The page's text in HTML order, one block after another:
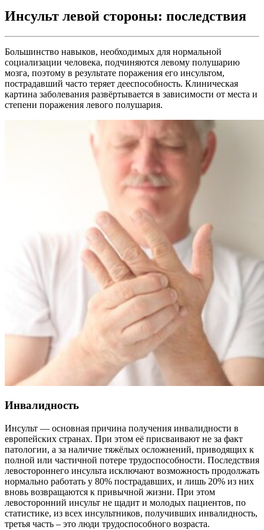
Инсульт левой стороны: последствия
Большинство навыков, необходимых для нормальной
социализации человека, подчиняются левому полушарию
мозга, поэтому в результате поражения его инсультом,
пострадавший часто теряет дееспособность. Клиническая
картина заболевания развёртывается в зависимости от места и
степени поражения левого полушария.
Инвалидность
Инсульт — основная причина получения инвалидности в
европейских странах. При этом её присваивают не за факт
патологии, а за наличие тяжёлых осложнений, приводящих к
полной или частичной потере трудоспособности. Последствия
левостороннего инсульта исключают возможность продолжать
нормально работать у 80% пострадавших, и лишь 20% из них
вновь возвращаются к привычной жизни. При этом
левосторонний инсульт не щадит и молодых пациентов, по
статистике, из всех инсультников, получивших инвалидность,
третья часть – это люди трудоспособного возраста.